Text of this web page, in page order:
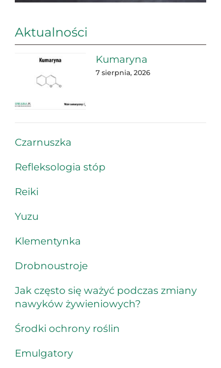
Aktualności
Kumaryna
7 sierpnia, 2026
Czarnuszka
Refleksologia stóp
Reiki
Yuzu
Klementynka
Drobnoustroje
Jak często się ważyć podczas zmiany
nawyków żywieniowych?
Środki ochrony roślin
Emulgatory